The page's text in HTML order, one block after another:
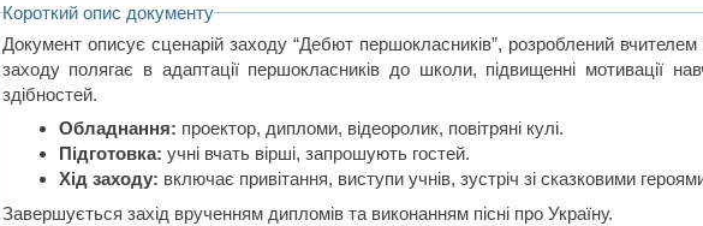
Короткий опис документу
Документ описує сценарій заходу “Дебют першокласників”, розроблений
заходу полягає в адаптації першокласників до школи, підвищенні мотивації
здібностей.
Обладнання: проектор, дипломи, відеоролик, повітряні кулі.
Підготовка: учні вчать вірші, запрошують гостей.
Хід заходу: включає привітання, виступи учнів, зустріч зі сказковими
Завершується захід врученням дипломів та виконанням пісні про Україну.